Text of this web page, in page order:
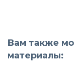
Вам также
материалы: